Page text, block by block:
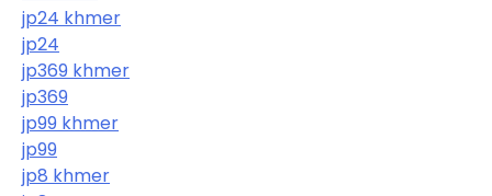
jp24 khmer
jp24
jp369 khmer
jp369
jp99 khmer
jp99
jp8 khmer